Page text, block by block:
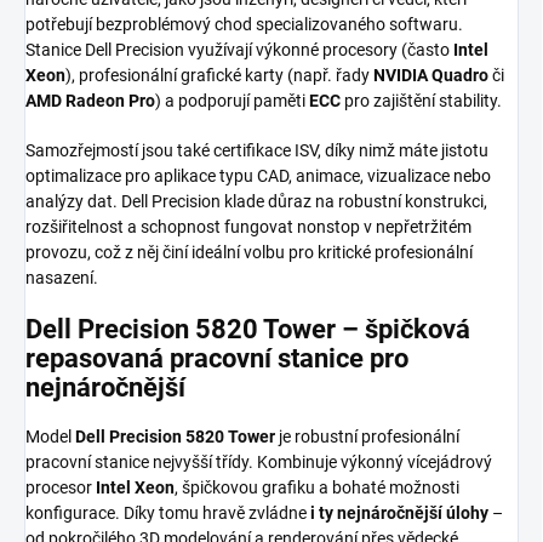
potřebují bezproblémový chod specializovaného softwaru.
Stanice Dell Precision využívají výkonné procesory (často Intel
Xeon), profesionální grafické karty (např. řadyNVIDIA Quadroči
AMD Radeon Pro) a podporují pamětiECC pro zajištění stability.
Samozřejmostí jsou také certifikace ISV, díky nimž máte jistotu
optimalizace pro aplikace typu CAD, animace, vizualizace nebo
analýzy dat. Dell Precision klade důraz na robustní konstrukci,
rozšiřitelnost a schopnost fungovat nonstop v nepřetržitém
provozu, což z něj činí ideální volbu pro kritické profesionální
nasazení.
Dell Precision 5820 Tower – špičková
repasovaná pracovní stanice pro
nejnáročnější
Model Dell Precision 5820 Tower je robustní profesionální
pracovní stanice nejvyšší třídy. Kombinuje výkonný vícejádrový
procesor Intel Xeon, špičkovou grafiku a bohaté možnosti
konfigurace. Díky tomu hravě zvládnei ty nejnáročnější úlohy –